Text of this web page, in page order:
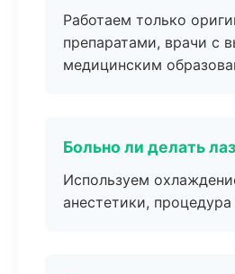
Работаем только
препаратами, врачи с
медицинским
Больно ли делать
Используем
анестетики,